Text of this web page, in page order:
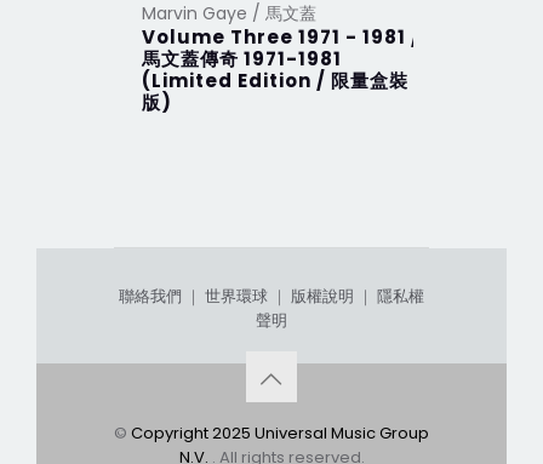
Marvin Gaye / 馬文蓋
Volume Three 1971 - 1981 /
馬文蓋傳奇 1971-1981
(Limited Edition / 限量盒裝
版)
聯絡我們 ｜ 世界環球 ｜ 版權說明 ｜ 隱私權
聲明
© Copyright 2025 Universal Music Group
N.V. . All rights reserved.